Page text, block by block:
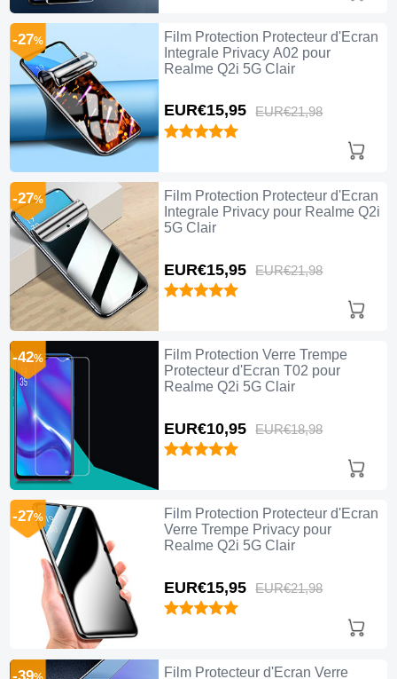
Film Protection Protecteur d'Ecran
Integrale Privacy A02 pour
Realme Q2i 5G Clair
EUR€15,95 EUR€21,98
-27%
Film Protection Protecteur d'Ecran
Integrale Privacy pour Realme Q2i
5G Clair
EUR€15,95 EUR€21,98
-27%
Film Protection Verre Trempe
Protecteur d'Ecran T02 pour
Realme Q2i 5G Clair
EUR€10,95 EUR€18,98
-42%
Film Protection Protecteur d'Ecran
Verre Trempe Privacy pour
Realme Q2i 5G Clair
EUR€15,95 EUR€21,98
-27%
Film Protecteur d'Ecran Verre
-39